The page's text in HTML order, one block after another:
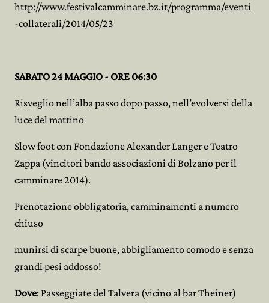
http://www.festivalcamminare.bz.it/programma/eventi
-collaterali/2014/05/23
SABATO 24 MAGGIO - ORE 06:30
Risveglio nell’alba passo dopo passo, nell’evolversi della
luce del mattino
Slow foot con Fondazione Alexander Langer e Teatro
Zappa (vincitori bando associazioni di Bolzano per il
camminare 2014).
Prenotazione obbligatoria, camminamenti a numero
chiuso
munirsi di scarpe buone, abbigliamento comodo e senza
grandi pesi addosso!
Dove: Passeggiate del Talvera (vicino al bar Theiner)